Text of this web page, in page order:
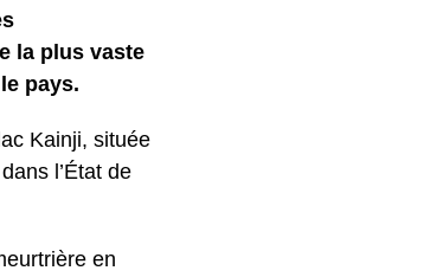
la plus vaste
pays.
Kainji, située
l’État de
en